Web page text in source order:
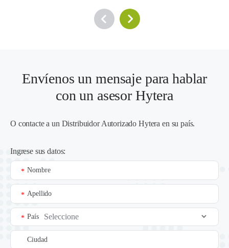
Envíenos un mensaje para hablar
con un asesor Hytera
O contacte a un Distribuidor Autorizado Hytera en su país.
Ingrese sus datos:
Nombre
*
Apellido
*
País
*
Ciudad